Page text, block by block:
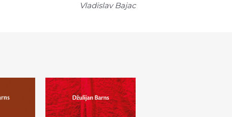
Vladislav Bajac